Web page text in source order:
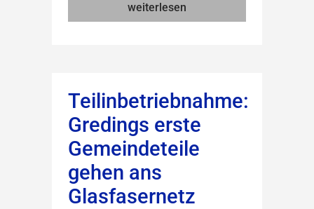
weiterlesen
Teilinbetriebnahme:
Gredings erste
Gemeindeteile
gehen ans
Glasfasernetz